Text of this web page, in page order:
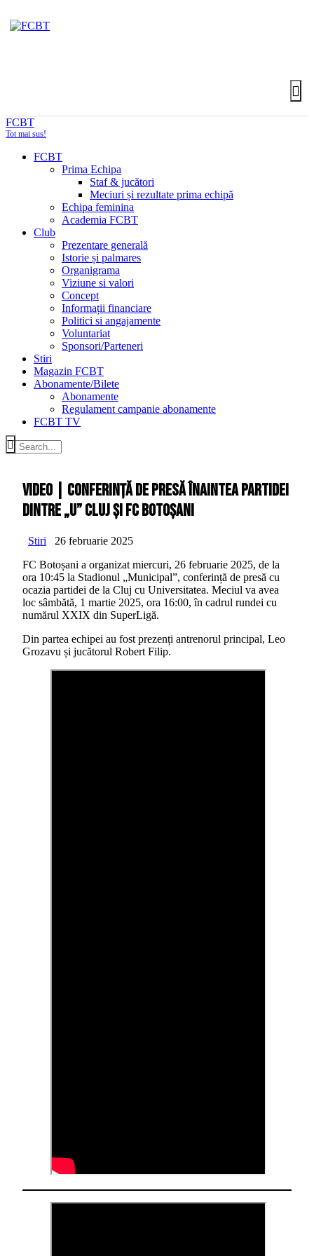
FCBT
Tot mai sus!
FCBT
Prima Echipa
Staf & jucători
Meciuri și rezultate prima echipă
Echipa feminina
Academia FCBT
Club
Prezentare generală
Istorie și palmares
Organigrama
Viziune si valori
Concept
Informații financiare
Politici si angajamente
Voluntariat
Sponsori/Parteneri
Stiri
Magazin FCBT
Abonamente/Bilete
Abonamente
Regulament campanie abonamente
FCBT TV
VIDEO | Conferință de presă înaintea partidei
dintre „U” Cluj și FC Botoșani
Stiri
26 februarie 2025
FC Botoșani a organizat miercuri, 26 februarie 2025, de la
ora 10:45 la Stadionul „Municipal”, conferință de presă cu
ocazia partidei de la Cluj cu Universitatea. Meciul va avea
loc sâmbătă, 1 martie 2025, ora 16:00, în cadrul rundei cu
numărul XXIX din SuperLigă.
Din partea echipei au fost prezenți antrenorul principal, Leo
Grozavu și jucătorul Robert Filip.